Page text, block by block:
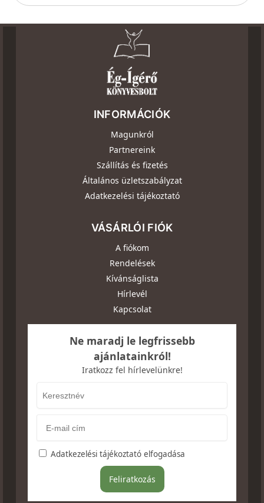
INFORMÁCIÓK
Magunkról
Partnereink
Szállítás és fizetés
Általános üzletszabályzat
Adatkezelési tájékoztató
VÁSÁRLÓI FIÓK
A fiókom
Rendelések
Kívánságlista
Hírlevél
Kapcsolat
Ne maradj le legfrissebb
ajánlatainkról!
Iratkozz fel hírlevelünkre!
Adatkezelési tájékoztató elfogadása